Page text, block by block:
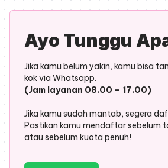
Ayo Tunggu
Jika kamu belum yakin, kamu bisa
kok via Whatsapp.
(Jam layanan 08.00 – 17.00)
Jika kamu sudah mantab, segera
Pastikan kamu mendaftar sebelum
atau sebelum kuota penuh!